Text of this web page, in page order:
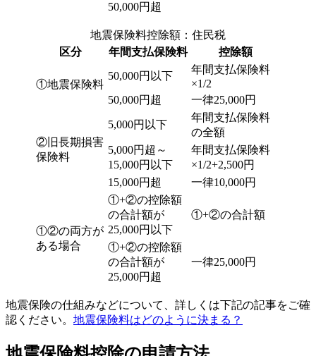
50,000円超
地震保険料控除額：住民税
区分
年間支払保険料 控除額
①地震保険料
50,000円以下
年間支払保険料
×1/2
50,000円超
一律25,000円
②旧長期損害
保険料
5,000円以下
年間支払保険料
の全額
5,000円超～
15,000円以下
年間支払保険料
×1/2+2,500円
15,000円超
一律10,000円
①②の両方が
ある場合
①+②の控除額
の合計額が
25,000円以下
①+②の合計額
①+②の控除額
の合計額が
25,000円超
一律25,000円
地震保険の仕組みなどについて、詳しくは下記の記事をご確
認ください。 地震保険料はどのように決まる？